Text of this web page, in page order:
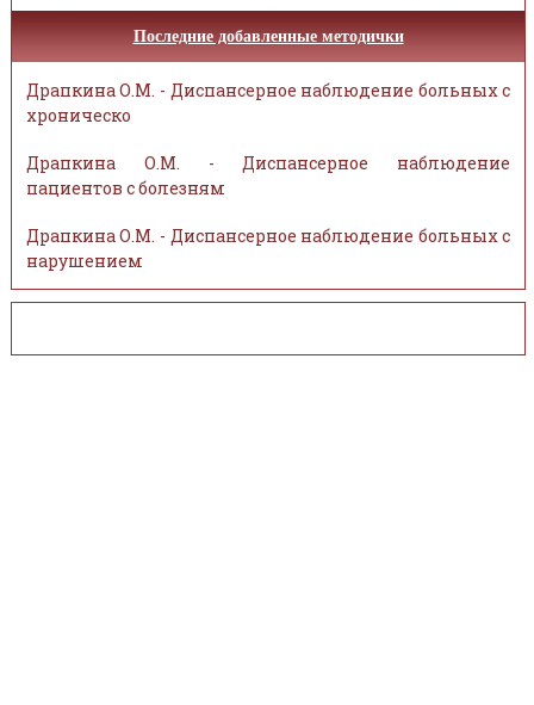
Последние добавленные методички
Драпкина О.М. - Диспансерное наблюдение больных с
хроническо
Драпкина О.М. - Диспансерное наблюдение
пациентов с болезням
Драпкина О.М. - Диспансерное наблюдение больных с
нарушением